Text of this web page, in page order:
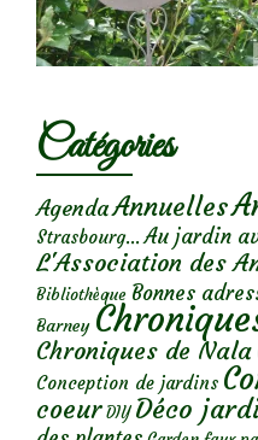
Catégories
AgendaAnnuelles
Strasbourg... Au jardin
L'Association des
Bibliothèque Bonnes
Barney
Chroniques de Nala
Conception de jardins
coeur DIY Déco